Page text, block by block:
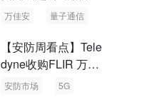
国内首批量子通信标
万佳安 量子通信
【安防周看点】Tele
dyne收购FLIR 万物
云新品牌“万御安防”
安防市场 5G